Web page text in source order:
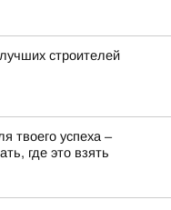
строителей
твоего успеха –
где это взять